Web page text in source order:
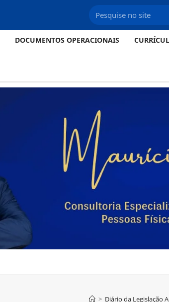
DOCUMENTOS OPERACIONAIS
> Diário da Legislação